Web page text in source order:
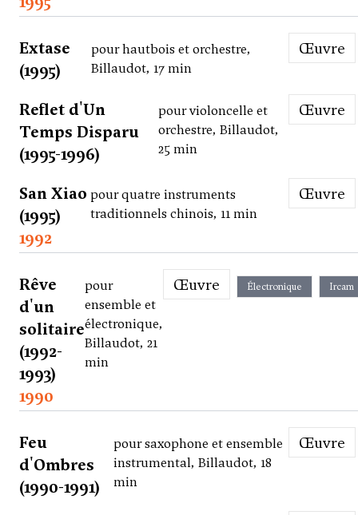
Extase
(1995)
pour hautbois et orchestre,
Billaudot, 17 min
Œuvre
Reflet d'Un
Temps Disparu
(1995-1996)
pour violoncelle et
orchestre, Billaudot,
25 min
Œuvre
San Xiao
(1995)
pour quatre instruments
traditionnels chinois, 11 min
Œuvre
1992
Rêve
d'un
solitaire
(1992-
1993)
pour
ensemble et
électronique,
Billaudot, 21
min
Œuvre Électronique Ircam
1990
Feu
d'Ombres
(1990-1991)
pour saxophone et ensemble
instrumental, Billaudot, 18
min
Œuvre